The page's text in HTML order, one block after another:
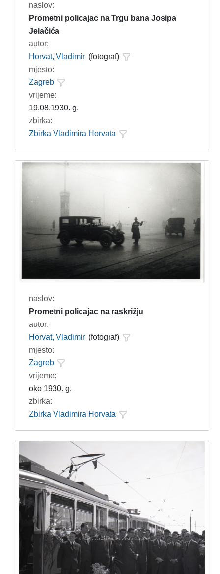
naslov:
Prometni policajac na Trgu bana Josipa
Jelačića
autor:
Horvat, Vladimir (fotograf)
mjesto:
Zagreb
vrijeme:
19.08.1930. g.
zbirka:
Zbirka Vladimira Horvata
naslov:
Prometni policajac na raskrižju
autor:
Horvat, Vladimir (fotograf)
mjesto:
Zagreb
vrijeme:
oko 1930. g.
zbirka:
Zbirka Vladimira Horvata